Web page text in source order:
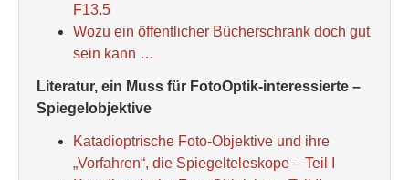
F13.5
Wozu ein öffentlicher Bücherschrank doch gut
sein kann …
Literatur, ein Muss für FotoOptik-interessierte –
Spiegelobjektive
Katadioptrische Foto-Objektive und ihre
„Vorfahren“, die Spiegelteleskope – Teil I